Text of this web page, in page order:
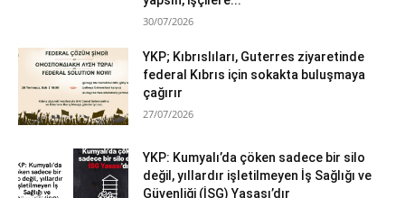
30/07/2026
YKP; Kıbrıslıları, Guterres ziyaretinde
federal Kıbrıs için sokakta buluşmaya
çağırır
27/07/2026
YKP: Kumyalı’da çöken sadece bir silo
değil, yıllardır işletilmeyen İş Sağlığı ve
Güvenliği (İSG) Yasası’dır